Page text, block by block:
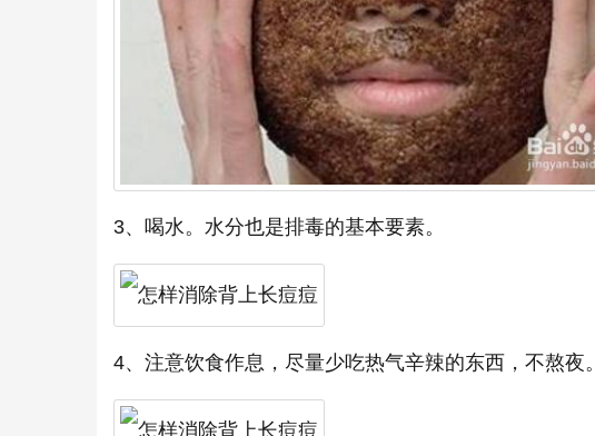
3、喝水。水分也是排毒的基本要素。
4、注意饮食作息，尽量少吃热气辛辣的东西，不熬夜。